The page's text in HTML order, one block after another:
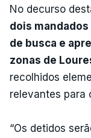
No decurso
dois
de busca e
zonas de
recolhidos
relevantes para
“Os detidos